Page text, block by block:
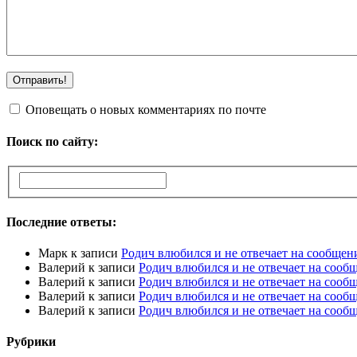
Оповещать о новых комментариях по почте
Поиск по сайту:
Последние ответы:
Марк к записи Родич влюбился и не отвечает на
Валерий к записи Родич влюбился и не отвечает на
Валерий к записи Родич влюбился и не отвечает на
Валерий к записи Родич влюбился и не отвечает на
Валерий к записи Родич влюбился и не отвечает на
Рубрики